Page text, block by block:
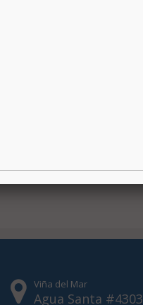
Viña del Mar
Agua Santa #4303